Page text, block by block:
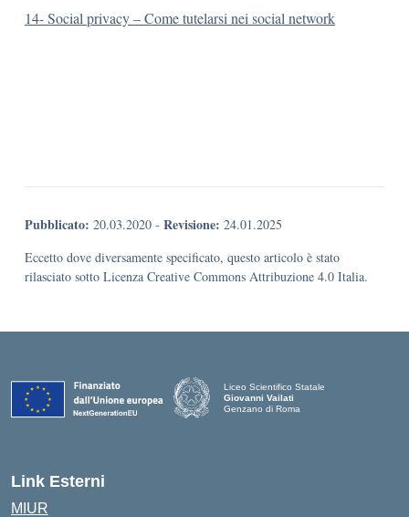
14- Social privacy – Come tutelarsi nei social network
Pubblicato: 20.03.2020 - Revisione: 24.01.2025
Eccetto dove diversamente specificato, questo articolo è stato
rilasciato sotto Licenza Creative Commons Attribuzione 4.0 Italia.
Liceo Scientifico Statale
Giovanni Vailati
Genzano di Roma
Link Esterni
MIUR